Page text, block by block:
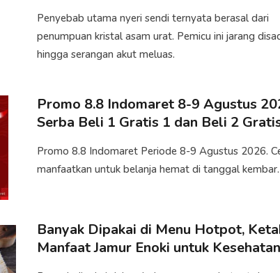
Penyebab utama nyeri sendi ternyata berasal dari
penumpuan kristal asam urat. Pemicu ini jarang
hingga serangan akut meluas.
Promo 8.8 Indomaret 8-9 Agustus
Serba Beli 1 Gratis 1 dan Beli 2
Promo 8.8 Indomaret Periode 8-9 Agustus 2026.
manfaatkan untuk belanja hemat di tanggal kembar.
Banyak Dipakai di Menu Hotpot,
Manfaat Jamur Enoki untuk Kesehatan